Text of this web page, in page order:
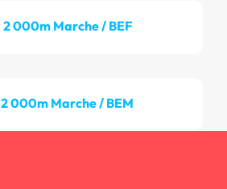
2 000m Marche / BEF
2 000m Marche / BEM